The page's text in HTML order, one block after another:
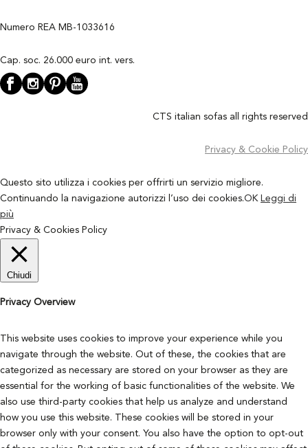
Numero REA MB-1033616
Cap. soc. 26.000 euro int. vers.
CTS italian sofas all rights reserved
Privacy & Cookie Policy
Questo sito utilizza i cookies per offrirti un servizio migliore.
Continuando la navigazione autorizzi l’uso dei cookies.OK Leggi di
più
Privacy & Cookies Policy
Chiudi
Privacy Overview
This website uses cookies to improve your experience while you
navigate through the website. Out of these, the cookies that are
categorized as necessary are stored on your browser as they are
essential for the working of basic functionalities of the website. We
also use third-party cookies that help us analyze and understand
how you use this website. These cookies will be stored in your
browser only with your consent. You also have the option to opt-out